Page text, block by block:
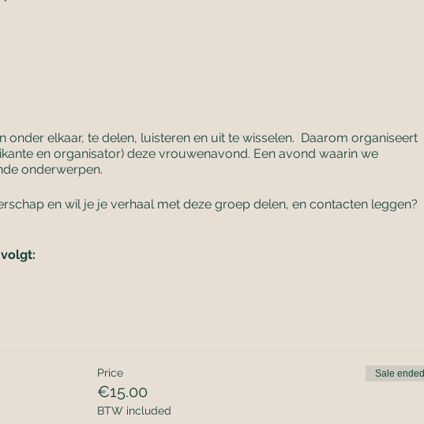
onder elkaar, te delen, luisteren en uit te wisselen. Daarom organiseert
en organisator) deze vrouwenavond. Een avond waarin we
onderwerpen.
en wil je je verhaal met deze groep delen, en contacten leggen?
kunnen delen.
en ander lekkers.
Price
€15.00
BTW included
Sale ended